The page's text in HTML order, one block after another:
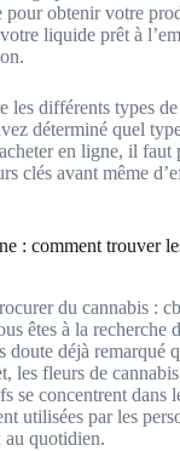
pour obtenir votre
liquide prêt à
les différents types
déterminé quel
en ligne, il faut
clés avant même
: comment trouver
du cannabis :
êtes à la recherche
doute déjà remarqué
les fleurs de
se concentrent dans
utilisées par les
au quotidien.